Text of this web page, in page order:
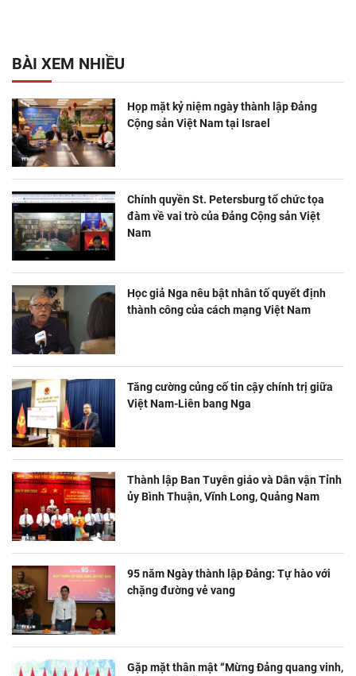
BÀI XEM NHIỀU
Họp mặt kỷ niệm ngày thành lập Đảng
Cộng sản Việt Nam tại Israel
Chính quyền St. Petersburg tổ chức tọa
đàm về vai trò của Đảng Cộng sản Việt
Nam
Học giả Nga nêu bật nhân tố quyết định
thành công của cách mạng Việt Nam
Tăng cường củng cố tin cậy chính trị giữa
Việt Nam-Liên bang Nga
Thành lập Ban Tuyên giáo và Dân vận Tỉnh
ủy Bình Thuận, Vĩnh Long, Quảng Nam
95 năm Ngày thành lập Đảng: Tự hào với
chặng đường vẻ vang
Gặp mặt thân mật “Mừng Đảng quang vinh,